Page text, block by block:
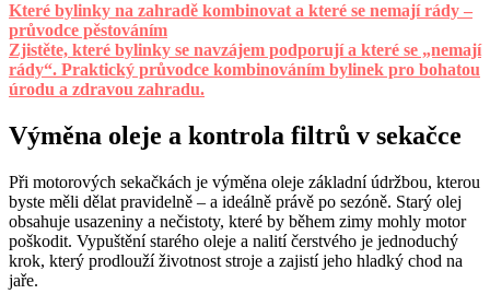
Které bylinky na zahradě kombinovat a které se nemají rády –
průvodce pěstováním
Zjistěte, které bylinky se navzájem podporují a které se „nemají
rády“. Praktický průvodce kombinováním bylinek pro bohatou
úrodu a zdravou zahradu.
Výměna oleje a kontrola filtrů v sekačce
Při motorových sekačkách je výměna oleje základní údržbou, kterou
byste měli dělat pravidelně – a ideálně právě po sezóně. Starý olej
obsahuje usazeniny a nečistoty, které by během zimy mohly motor
poškodit. Vypuštění starého oleje a nalití čerstvého je jednoduchý
krok, který prodlouží životnost stroje a zajistí jeho hladký chod na
jaře.